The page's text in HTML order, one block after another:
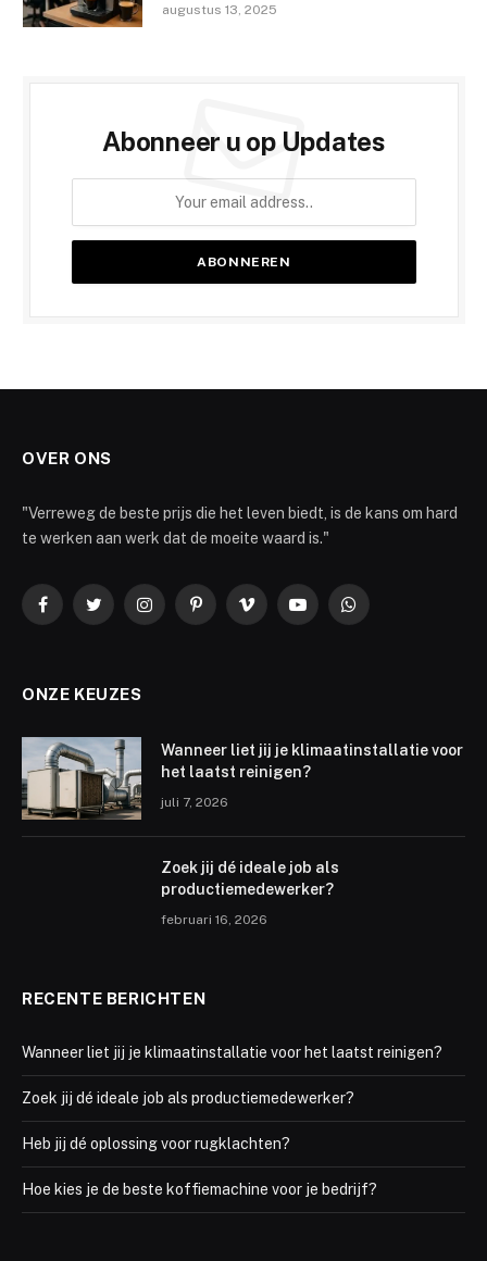
augustus 13, 2025
Abonneer u op Updates
OVER ONS
"Verreweg de beste prijs die het leven biedt, is de kans om hard
te werken aan werk dat de moeite waard is."
FacebookTwitterInstagramPinterestVimeo YouTubeWhatsApp
ONZE KEUZES
Wanneer liet jij je klimaatinstallatie voor
het laatst reinigen?
juli 7, 2026
Zoek jij dé ideale job als
productiemedewerker?
februari 16, 2026
RECENTE BERICHTEN
Wanneer liet jij je klimaatinstallatie voor het laatst reinigen?
Zoek jij dé ideale job als productiemedewerker?
Heb jij dé oplossing voor rugklachten?
Hoe kies je de beste koffiemachine voor je bedrijf?